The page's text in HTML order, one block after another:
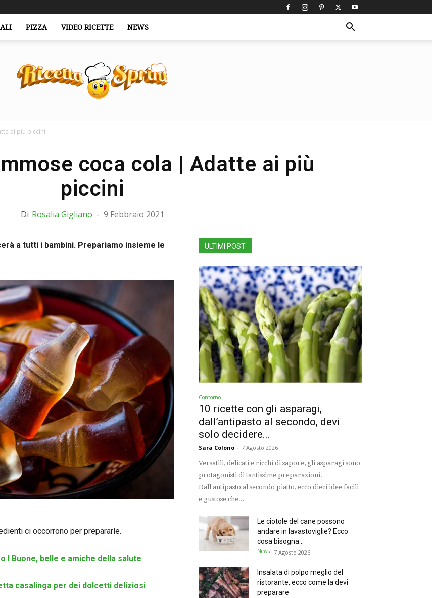
PIZZA VIDEO RICETTE NEWS
ai più piccini
coca cola | Adatte ai più
piccini
Di Rosalia Gigliano - 9 Febbraio 2021
a tutti i bambini. Prepariamo insieme le
ci occorrono per prepararle.
l Buone, belle e amiche della salute
casalinga per dei dolcetti deliziosi
ULTIMI POST
Contorno
10 ricette con gli asparagi,
dall’antipasto al secondo, devi
solo decidere...
Sara Colono - 7 Agosto 2026
Versatili, delicati e ricchi di sapore, gli asparagi sono
protagonisti di tantissime preparazioni.
Dall'antipasto al secondo piatto, ecco dieci idee facili
e gustose che...
Le ciotole del cane possono
andare in lavastoviglie? Ecco
cosa bisogna...
News 7 Agosto 2026
Insalata di polpo meglio del
ristorante, ecco come la devi
preparare